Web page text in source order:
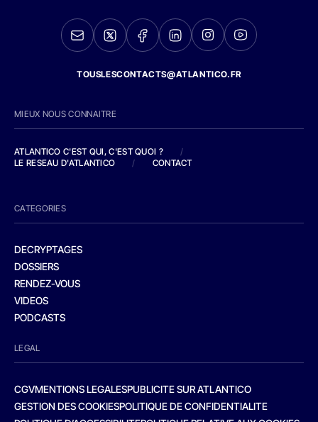
TOUSLESCONTACTS@ATLANTICO.FR
MIEUX NOUS CONNAITRE
ATLANTICO C'EST QUI, C'EST QUOI ?
/
LE RESEAU D'ATLANTICO
/ CONTACT
CATEGORIES
DECRYPTAGES
DOSSIERS
RENDEZ-VOUS
VIDEOS
PODCASTS
LEGAL
CGVMENTIONS LEGALESPUBLICITE SUR ATLANTICO
GESTION DES COOKIESPOLITIQUE DE CONFIDENTIALITE